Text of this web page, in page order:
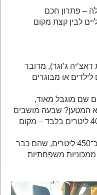
– פתרון חכם
לבין קצת מקום
ג’וגר), מדובר
או מבוגרים
שם מוגבל מאוד,
המטען? שבעה מושבים
משאירים נפח סמלי של כ־40 ליטרים בלבד – מקום
בקיפול השורה השלישית מתקבלים כ־450 ליטרים, שהם כבר
משפחתיות